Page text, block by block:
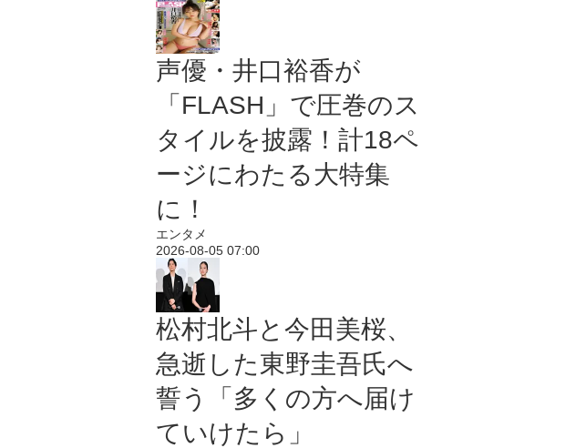
声優・井口裕香が
「FLASH」で圧巻のス
タイルを披露！計18ペ
ージにわたる大特集
に！
エンタメ
2026-08-05 07:00
松村北斗と今田美桜、
急逝した東野圭吾氏へ
誓う「多くの方へ届け
ていけたら」